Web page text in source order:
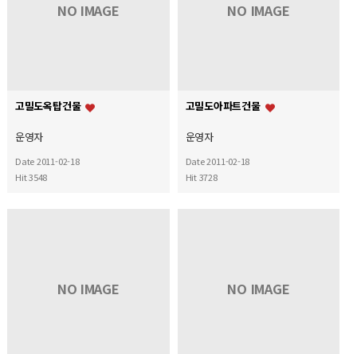
NO IMAGE
고밀도옥탑건물
운영자
Date 2011-02-18
Hit 3548
NO IMAGE
고밀도아파트건물
운영자
Date 2011-02-18
Hit 3728
NO IMAGE NO IMAGE